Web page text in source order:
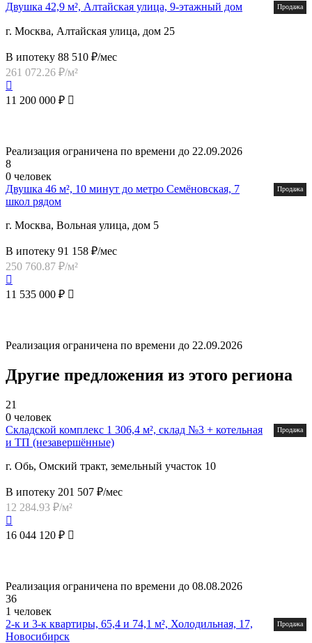
Двушка 42,9 м², Алтайская улица, 9-этажный дом Продажа
г. Москва, Алтайская улица, дом 25
В ипотеку 88 510 ₽/мес
261 072.26 ₽/м²
11 200 000 ₽
Реализация ограничена по времени до 22.09.2026
8
0 человек
Двушка 46 м², 10 минут до метро Семёновская, 7
школ рядом
Продажа
г. Москва, Вольная улица, дом 5
В ипотеку 91 158 ₽/мес
250 760.87 ₽/м²
11 535 000 ₽
Реализация ограничена по времени до 22.09.2026
Другие предложения из этого региона
21
0 человек
Складской комплекс 1 306,4 м², склад №3 + котельная
и ТП (незавершённые)
Продажа
г. Обь, Омский тракт, земельный участок 10
В ипотеку 201 507 ₽/мес
12 284.93 ₽/м²
16 044 120 ₽
Реализация ограничена по времени до 08.08.2026
36
1 человек
2-к и 3-к квартиры, 65,4 и 74,1 м², Холодильная, 17,
Новосибирск
Продажа